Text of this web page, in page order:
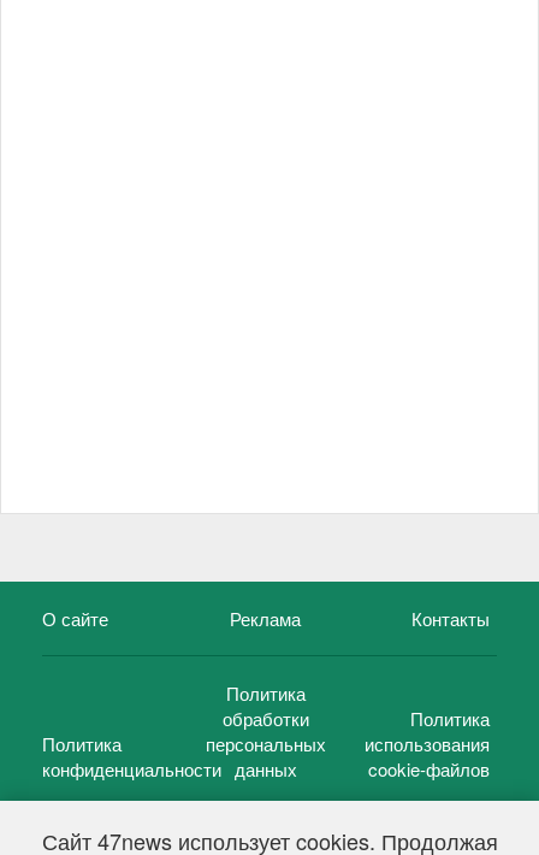
Сайт 47news использует cookies. Продолжая
О сайте Реклама Контакты
Политика
конфиденциальности
Политика
обработки
персональных
данных
Политика
использования
cookie-файлов